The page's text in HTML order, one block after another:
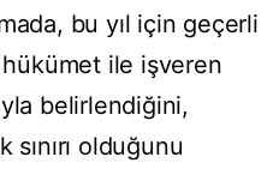
bu yıl için geçerli
ile işveren
belirlendiğini,
sınırı olduğunu